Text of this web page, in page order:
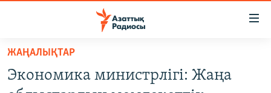
Skip
main
САЯСАТ
ЖАҢАЛЫҚТАР
Экономика министрлігі: Жаңа